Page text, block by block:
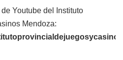
Youtube del Instituto
Mendoza: